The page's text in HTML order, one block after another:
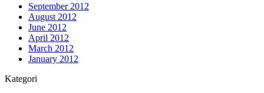
September 2012
August 2012
June 2012
April 2012
March 2012
January 2012
Kategori